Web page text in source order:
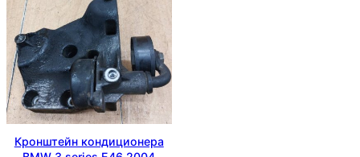
Кронштейн кондиционера